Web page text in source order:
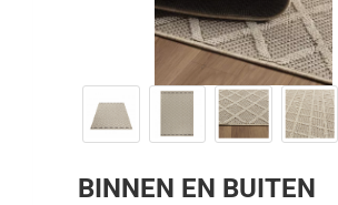
BINNEN EN BUITEN